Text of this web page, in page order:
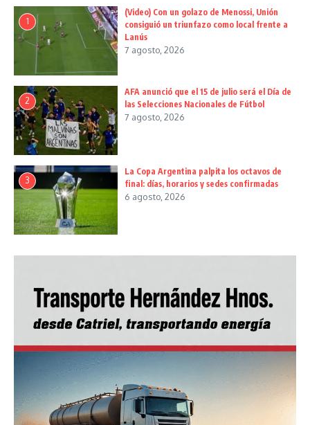
1
(Video) Con un golazo de Menossi, Unión
consiguió un triunfazo como local frente a
Lanús
7 agosto, 2026
2
AFA anunció que el 15 de julio será el Día de
las Selecciones Nacionales de Fútbol
7 agosto, 2026
3
La Copa Argentina palpita los octavos de
final: días, horarios y sedes confirmadas
6 agosto, 2026